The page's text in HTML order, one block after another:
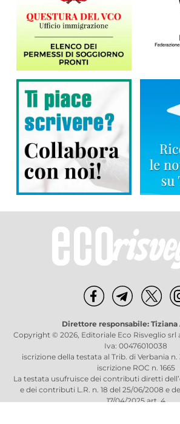
Direttore responsabile: Tiziana
Copyright © 2026, Editoriale Eco Risveglio srl
Iva: 00476010038
iscrizione della testata al Trib. di Verbania n.
iscrizione ROC n. 1665
La testata usufruisce dei contributi diretti
e dei contributi L.R. n. 18 del 25/06/2008 e
17/04/2025 art. 4